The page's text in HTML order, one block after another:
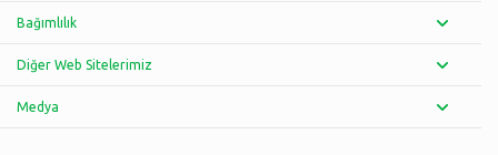
Bağımlılık
Diğer Web Sitelerimiz
Medya